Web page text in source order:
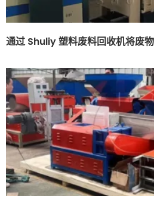
通过 Shuliy 塑料废料回收机将废